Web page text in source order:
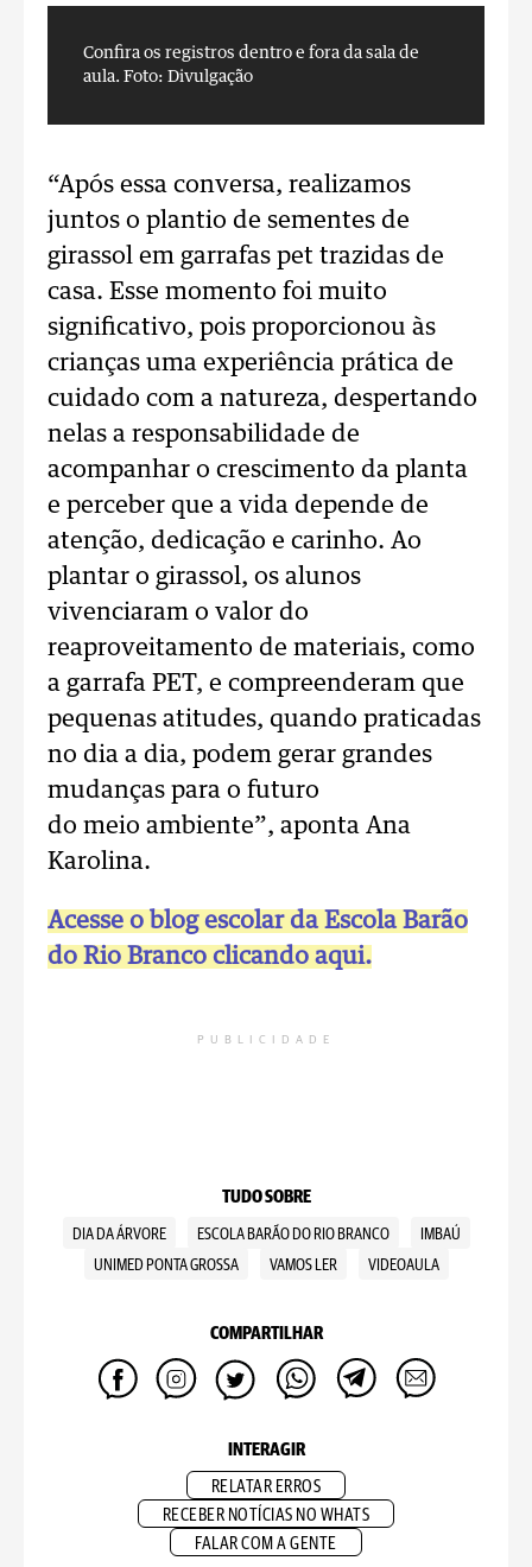
Confira os registros dentro e fora da sala de
aula. Foto: Divulgação
“Após essa conversa, realizamos
juntos o plantio de sementes de
girassol em garrafas pet trazidas de
casa. Esse momento foi muito
significativo, pois proporcionou às
crianças uma experiência prática de
cuidado com a natureza, despertando
nelas a responsabilidade de
acompanhar o crescimento da planta
e perceber que a vida depende de
atenção, dedicação e carinho. Ao
plantar o girassol, os alunos
vivenciaram o valor do
reaproveitamento de materiais, como
a garrafa PET, e compreenderam que
pequenas atitudes, quando praticadas
no dia a dia, podem gerar grandes
mudanças para o futuro
do meio ambiente”, aponta Ana
Karolina.
Acesse o blog escolar da Escola Barão
do Rio Branco clicando aqui.
PUBLICIDADE
TUDO SOBRE
DIA DA ÁRVORE ESCOLA BARÃO DO RIO BRANCO
IMBAÚ
UNIMED PONTA GROSSA
VAMOS LER VIDEOAULA
COMPARTILHAR
INTERAGIR
RELATAR ERROS
RECEBER NOTÍCIAS NO WHATS
FALAR COM A GENTE